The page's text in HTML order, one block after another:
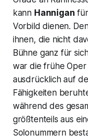
kann Hannigan
Vorbild dienen.
ihnen, die nicht
Bühne ganz für
war die frühe Oper
ausdrücklich auf
Fähigkeiten
während des
größtenteils aus
Solonummern